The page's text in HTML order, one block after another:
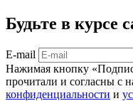
Будьте в курсе
E-mail
Нажимая кнопку
прочитали и согласны с
конфиденциальности и